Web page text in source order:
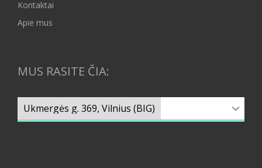
Kontaktai
Apie mus
MUS RASITE ČIA: